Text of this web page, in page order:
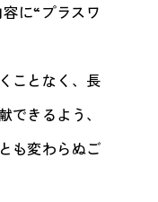
に“プラスワ
ことなく、長
きるよう、
も変わらぬご